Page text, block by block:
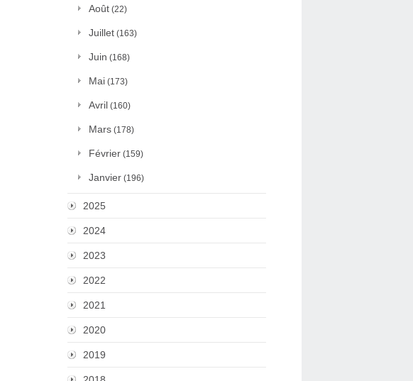
Août (22)
Juillet (163)
Juin (168)
Mai (173)
Avril (160)
Mars (178)
Février (159)
Janvier (196)
2025
2024
2023
2022
2021
2020
2019